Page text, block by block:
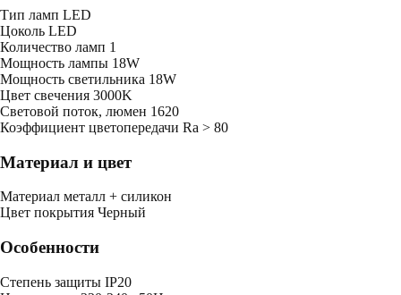
Тип ламп LED
Цоколь LED
Количество ламп 1
Мощность лампы 18W
Мощность светильника 18W
Цвет свечения 3000K
Световой поток, люмен 1620
Коэффициент цветопередачи Ra > 80
Материал и цвет
Mатериал металл + силикон
Цвет покрытия Черный
Особенности
Степень защиты IP20